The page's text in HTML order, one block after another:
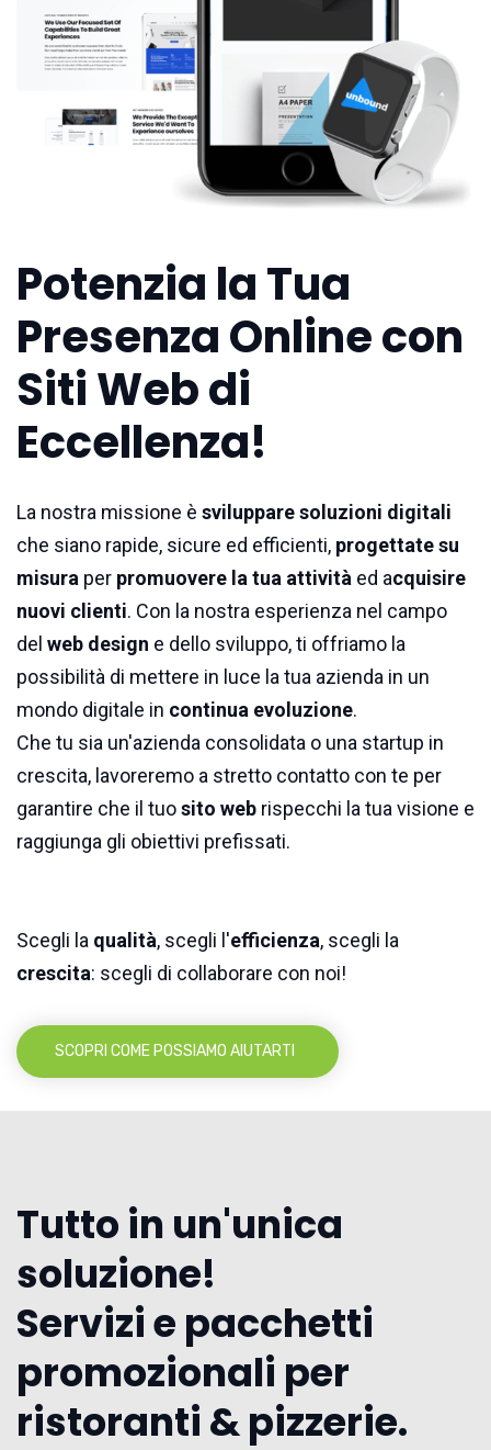
Potenzia la Tua
Presenza Online con
Siti Web di
Eccellenza!
La nostra missione è sviluppare soluzioni digitali
che siano rapide, sicure ed efficienti, progettate su
misura per promuovere la tua attività ed acquisire
nuovi clienti. Con la nostra esperienza nel campo
del web design e dello sviluppo, ti offriamo la
possibilità di mettere in luce la tua azienda in un
mondo digitale in continua evoluzione.
Che tu sia un'azienda consolidata o una startup in
crescita, lavoreremo a stretto contatto con te per
garantire che il tuosito web rispecchi la tua visione e
raggiunga gli obiettivi prefissati.
Scegli la qualità, scegli l'efficienza, scegli la
crescita: scegli di collaborare con noi!
SCOPRI COME POSSIAMO AIUTARTI
Tutto in un'unica
soluzione!
Servizi e pacchetti
promozionali per
ristoranti & pizzerie.